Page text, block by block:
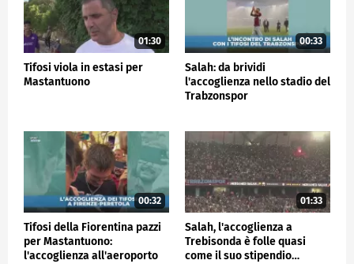
01:30
Tifosi viola in estasi per
Mastantuono
00:33
Salah: da brividi
l'accoglienza nello stadio del
Trabzonspor
00:32
Tifosi della Fiorentina pazzi
per Mastantuono:
l'accoglienza all'aeroporto
01:33
Salah, l'accoglienza a
Trebisonda è folle quasi
come il suo stipendio…